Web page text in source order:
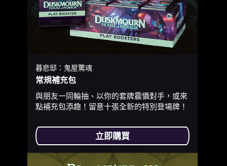
暮悲邸：鬼屋驚魂
常規補充包
與朋友一同輪抽、以你的套牌震懾對手，或來
點補充包添趣！留意十張全新的特別登場牌！
立即購買